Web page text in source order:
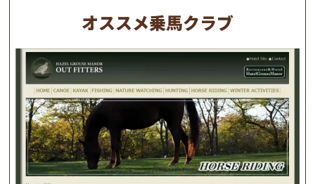
オススメ乗馬クラブ